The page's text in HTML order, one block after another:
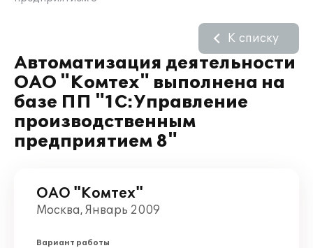
Автоматизация деятельности
ОАО "Комтех" выполнена на
базе ПП "1С:Управление
производственным
предприятием 8"
К списку
ОАО "Комтех"
Москва, Январь 2009
Вариант работы